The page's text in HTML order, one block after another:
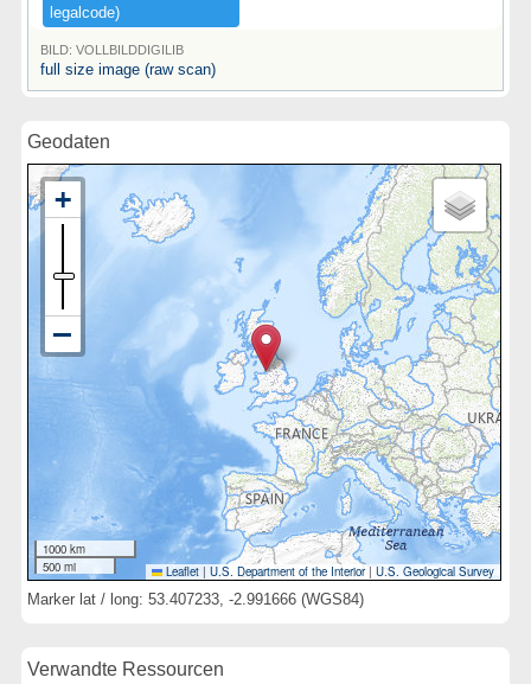
legalcode)​
BILD: VOLLBILDDIGILIB
full size image (raw scan)
Geodaten
1000 km
500 mi
Leaflet | U.S. Department of the Interior|U.S. Geological Survey
Marker lat / long: 53.407233, -2.991666 (WGS84)
Verwandte Ressourcen